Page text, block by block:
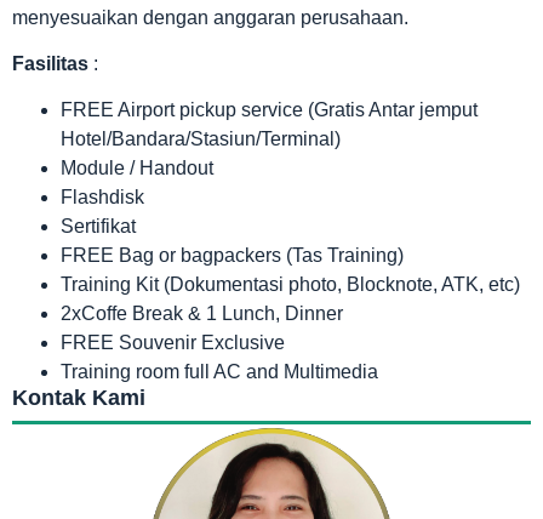
menyesuaikan dengan anggaran perusahaan.
Fasilitas :
FREE Airport pickup service (Gratis Antar jemput
Hotel/Bandara/Stasiun/Terminal)
Module / Handout
Flashdisk
Sertifikat
FREE Bag or bagpackers (Tas Training)
Training Kit (Dokumentasi photo, Blocknote, ATK, etc)
2xCoffe Break & 1 Lunch, Dinner
FREE Souvenir Exclusive
Training room full AC and Multimedia
Kontak Kami